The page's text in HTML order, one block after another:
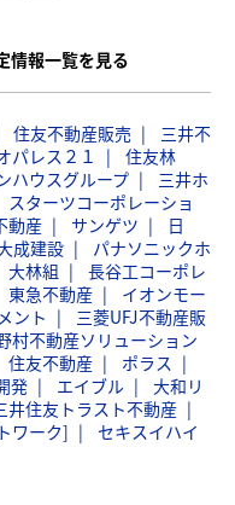
情報一覧を見る
住友不動産販売
三井不
パレス２１
住友林
ハウスグループ
三井ホ
スターツコーポレーショ
動産 サンゲツ
日
成建設
パナソニックホ
大林組
長谷工コーポレ
東急不動産
イオンモー
ント
三菱UFJ不動産販
村不動産ソリューション
住友不動産
ポラス
発 エイブル
大和リ
井住友トラスト不動産
ワーク]
セキスイハイ